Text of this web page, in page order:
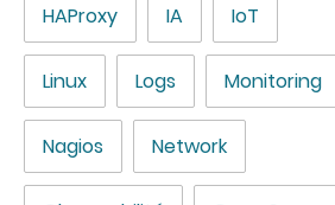
HAProxy IA IoT
Linux Logs Monitoring
Nagios Network